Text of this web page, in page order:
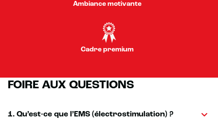
Ambiance motivante
Cadre premium
FOIRE AUX QUESTIONS
1. Qu’est-ce que l’EMS (électrostimulation) ?